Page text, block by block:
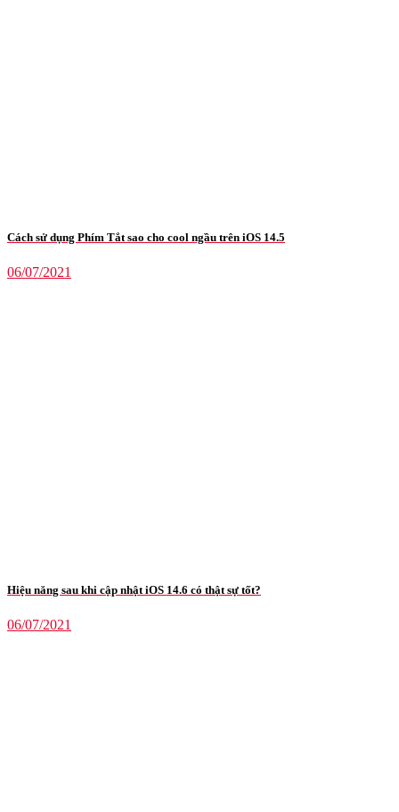
Cách sử dụng Phím Tắt sao cho cool ngầu trên iOS 14.5
06/07/2021
Hiệu năng sau khi cập nhật iOS 14.6 có thật sự tốt?
06/07/2021